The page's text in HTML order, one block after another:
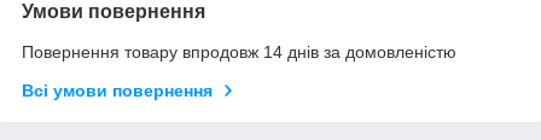
Умови повернення
Повернення товару впродовж 14 днів за домовленістю
Всі умови повернення